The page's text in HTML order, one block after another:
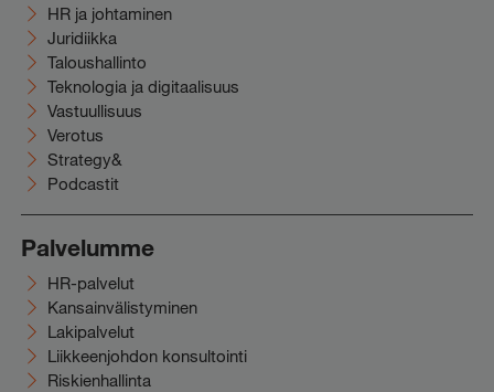
HR ja johtaminen
Juridiikka
Taloushallinto
Teknologia ja digitaalisuus
Vastuullisuus
Verotus
Strategy&
Podcastit
Palvelumme
HR-palvelut
Kansainvälistyminen
Lakipalvelut
Liikkeenjohdon konsultointi
Riskienhallinta